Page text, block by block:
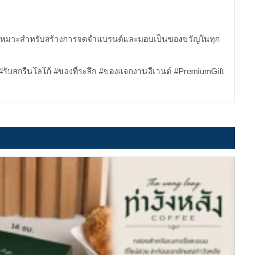
มาะสำหรับสร้างการจดจำแบรนด์และมอบเป็นของขวัญในทุก
บสกรีนโลโก้ #ของที่ระลึก #ของแจกงานอีเวนต์ #PremiumGift